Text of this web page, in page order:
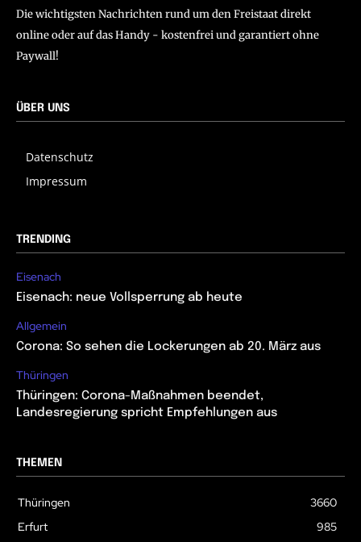
Die wichtigsten Nachrichten rund um den Freistaat direkt
online oder auf das Handy - kostenfrei und garantiert ohne
Paywall!
ÜBER UNS
Datenschutz
Impressum
TRENDING
Eisenach
Eisenach: neue Vollsperrung ab heute
Allgemein
Corona: So sehen die Lockerungen ab 20. März aus
Thüringen
Thüringen: Corona-Maßnahmen beendet,
Landesregierung spricht Empfehlungen aus
THEMEN
Thüringen
3660
Erfurt
985